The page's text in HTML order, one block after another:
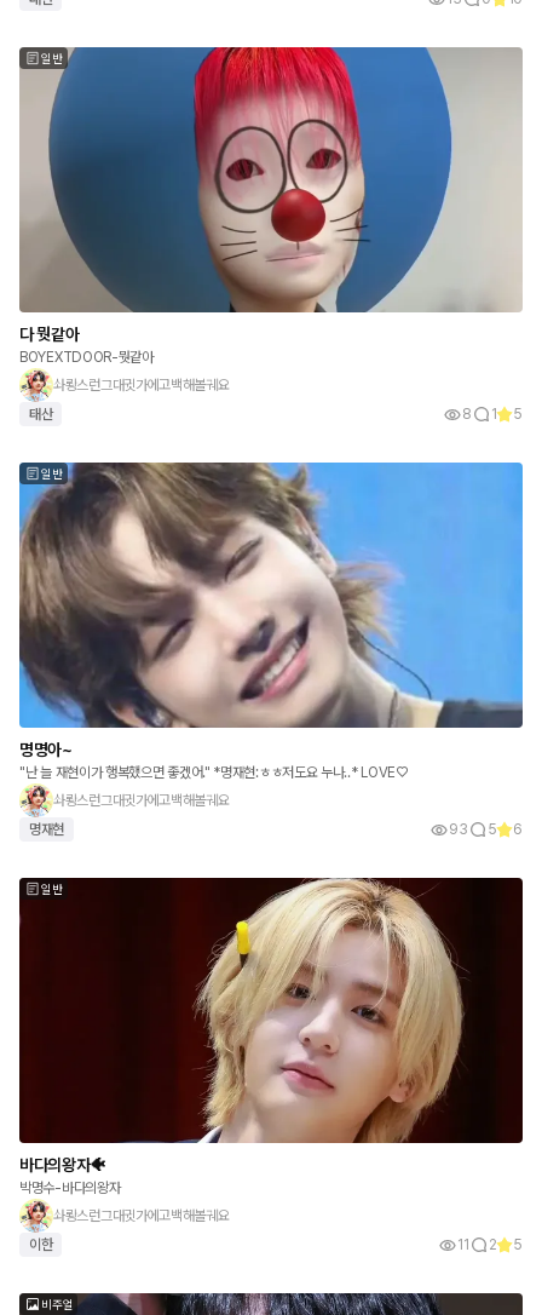
일반
다 뭣같아
BOYEXTDOOR-뭣같아
솨뢍스런그대귓가에고백해볼궤요
태산
8 1 5
일반
명명아~
"난 늘 재현이가 행복했으면 좋겠어." *명재현:ㅎㅎ저도요 누나..* LOVE♡
솨뢍스런그대귓가에고백해볼궤요
명재현
93 5 6
일반
바다의왕자🐠
박명수-바다의왕자
솨뢍스런그대귓가에고백해볼궤요
이한
11 2 5
비주얼